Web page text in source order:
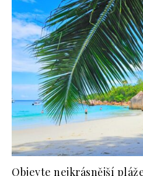
Objevte nejkrásnější